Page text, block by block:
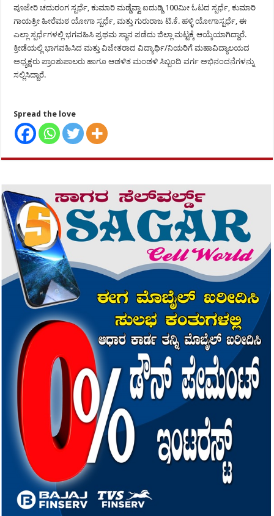
ಪೂಜೇರಿ ಚದುರಂಗ ಸ್ಪರ್ಧೆ, ಕುಮಾರಿ ಮಡ್ಡೆವ್ವಾ ಐದುಡ್ಡಿ 100ಮೀ ಓಟದ ಸ್ಪರ್ಧೆ, ಕುಮಾರಿ
ಗಾಯತ್ರೀ ಹೀರೆಮಠ ಯೋಗಾ ಸ್ಪರ್ಧೆ, ಮತ್ತು ಗುರುರಾಜ ಟಿ.ಕೆ. ಹಳ್ಳಿ ಯೋಗಾಸ್ಪರ್ಧೆ, ಈ
ಎಲ್ಲಾ ಸ್ಪರ್ಧೆಗಳಲ್ಲಿ ಭಗವಹಿಸಿ ಪ್ರಥಮ ಸ್ಥಾನ ಪಡೆದು ಜಿಲ್ಲಾ ಮಟ್ಟಕ್ಕೆ ಆಯ್ಕೆಯಾಗಿದ್ದಾರೆ.
ಕ್ರೀಡೆಯಲ್ಲಿ ಭಾಗವಹಿಸಿದ ಮತ್ತು ವಿಜೇತರಾದ ವಿದ್ಯಾರ್ಥಿ/ನಿಯರಿಗೆ ಮಹಾವಿದ್ಯಾಲಯದ
ಅಧ್ಯಕ್ಷರು ಪ್ರಾಂಶುಪಾಲರು ಹಾಗೂ ಆಡಳಿತ ಮಂಡಳಿ ಸಿಬ್ಬಂದಿ ವರ್ಗ ಅಭಿನಂದನೆಗಳನ್ನು
ಸಲ್ಲಿಸಿದ್ದಾರೆ.
Spread the love